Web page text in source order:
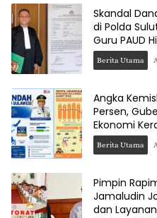
Skandal
di Polda
Guru PAUD
Berita Utama
Angka
Persen,
Ekonomi
Berita Utama
Pimpin
Jamaludin
dan